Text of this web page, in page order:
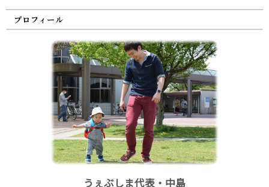
プロフィール
うぇぶしま代表・中島